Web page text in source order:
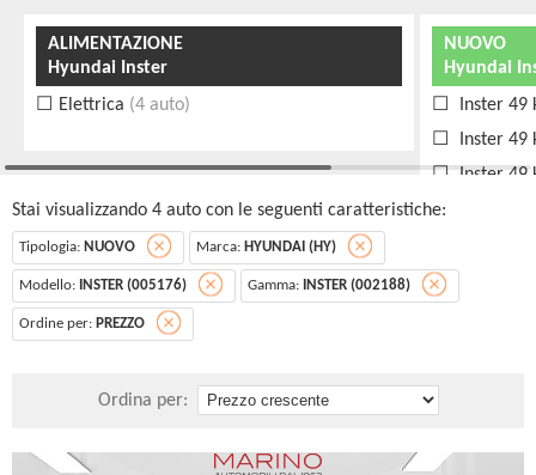
ALIMENTAZIONE
Hyundai Inster
Elettrica (4 auto)
NUOVO
Hyundai
Inster 49
Inster 49
Inster 49
Stai visualizzando 4 auto con le seguenti caratteristiche:
Tipologia: NUOVO Marca: HYUNDAI (HY)
Modello: INSTER (005176) Gamma: INSTER (002188)
Ordine per: PREZZO
Ordina per: